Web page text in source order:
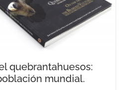
quebrantahuesos:
mundial.